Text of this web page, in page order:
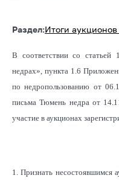
Раздел:Итоги
В соответствии со статьей
недрах», пункта 1.6
по недропользованию от
письма Тюмень недра от
участие в аукционах
1. Признать несостоявшимся